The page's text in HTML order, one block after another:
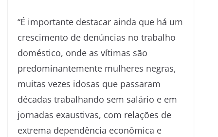
“É importante destacar ainda que há um
crescimento de denúncias no trabalho
doméstico, onde as vítimas são
predominantemente mulheres negras,
muitas vezes idosas que passaram
décadas trabalhando sem salário e em
jornadas exaustivas, com relações de
extrema dependência econômica e